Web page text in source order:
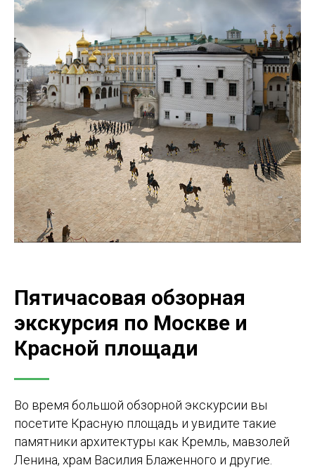
Пятичасовая обзорная
экскурсия по Москве и
Красной площади
Во время большой обзорной экскурсии вы
посетите Красную площадь и увидите такие
памятники архитектуры как Кремль, мавзолей
Ленина, храм Василия Блаженного и другие.